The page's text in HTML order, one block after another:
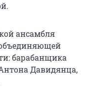
ансамбля
барабанщика
Давидянца,